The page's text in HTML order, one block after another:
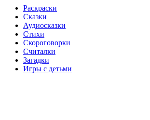
Раскраски
Сказки
Аудиосказки
Стихи
Скороговорки
Считалки
Загадки
Игры с детьми